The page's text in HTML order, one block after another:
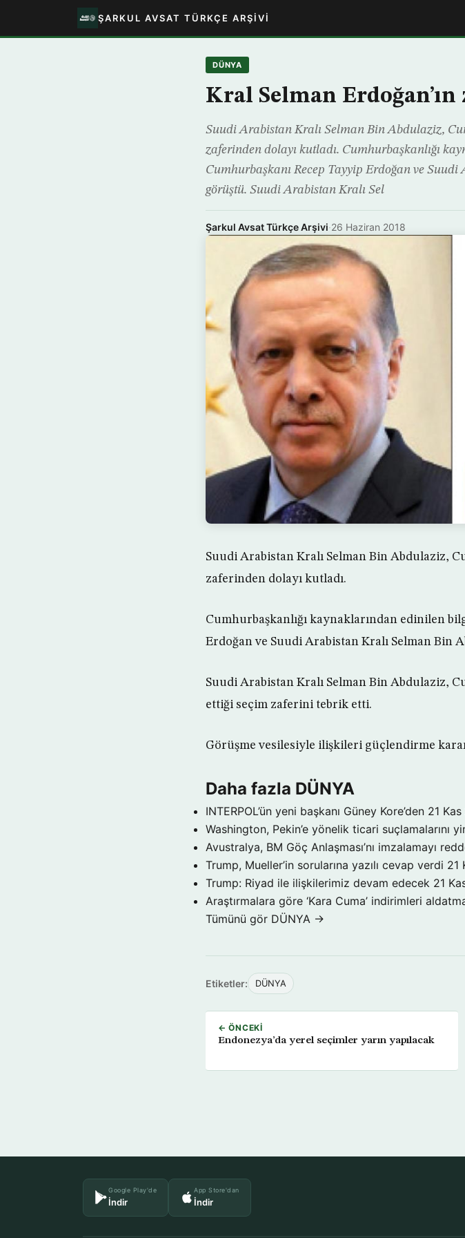
ŞARKUL AVSAT TÜRKÇE ARŞIVI
DÜNYA
Kral Selman
Suudi Arabistan Kralı Selman Bin Abdulaziz,
zaferinden dolayı kutladı. Cumhurbaşkanlığı
Cumhurbaşkanı Recep Tayyip Erdoğan ve
görüştü. Suudi Arabistan Kralı Sel
Şarkul Avsat Türkçe Arşivi·26 Haziran 2018
Suudi Arabistan Kralı Selman Bin Abdulaziz,
zaferinden dolayı kutladı.
Cumhurbaşkanlığı kaynaklarından edinilen
Erdoğan ve Suudi Arabistan Kralı Selman Bin
Suudi Arabistan Kralı Selman Bin Abdulaziz,
ettiği seçim zaferini tebrik etti.
Görüşme vesilesiyle ilişkileri güçlendirme
Daha fazla DÜNYA
INTERPOL’ün yeni başkanı Güney Kore’den 21
Washington, Pekin’e yönelik ticari suçlamalarını
Avustralya, BM Göç Anlaşması’nı imzalamayı
Trump, Mueller’in sorularına yazılı cevap verdi 21
Trump: Riyad ile ilişkilerimiz devam edecek 21
Araştırmalara göre ‘Kara Cuma’ indirimleri
Tümünü gör DÜNYA →
Etiketler: DÜNYA
← ÖNCEKI
Endonezya’da yerel seçimler yarın yapılacak
Google Play'de
İndir
App Store'dan
İndir